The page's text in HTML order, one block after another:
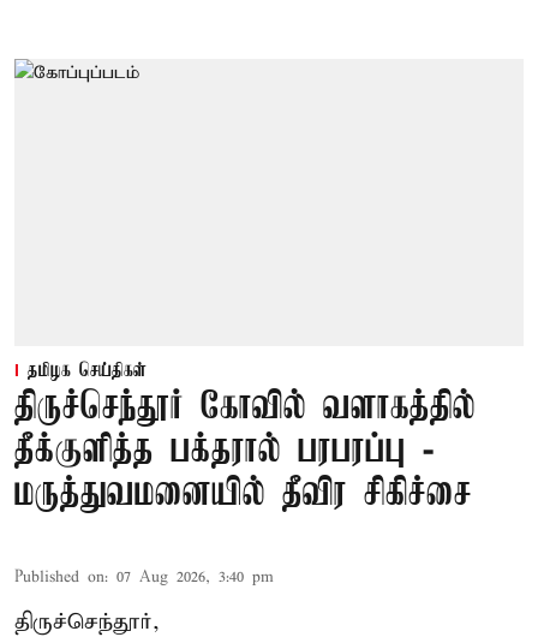
தமிழக செய்திகள்
திருச்செந்தூர் கோவில் வளாகத்தில்
தீக்குளித்த பக்தரால் பரபரப்பு -
மருத்துவமனையில் தீவிர சிகிச்சை
Published on: 07 Aug 2026, 3:40 pm
திருச்செந்தூர்,